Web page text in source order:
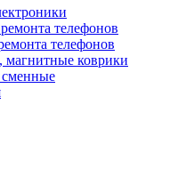
сменные